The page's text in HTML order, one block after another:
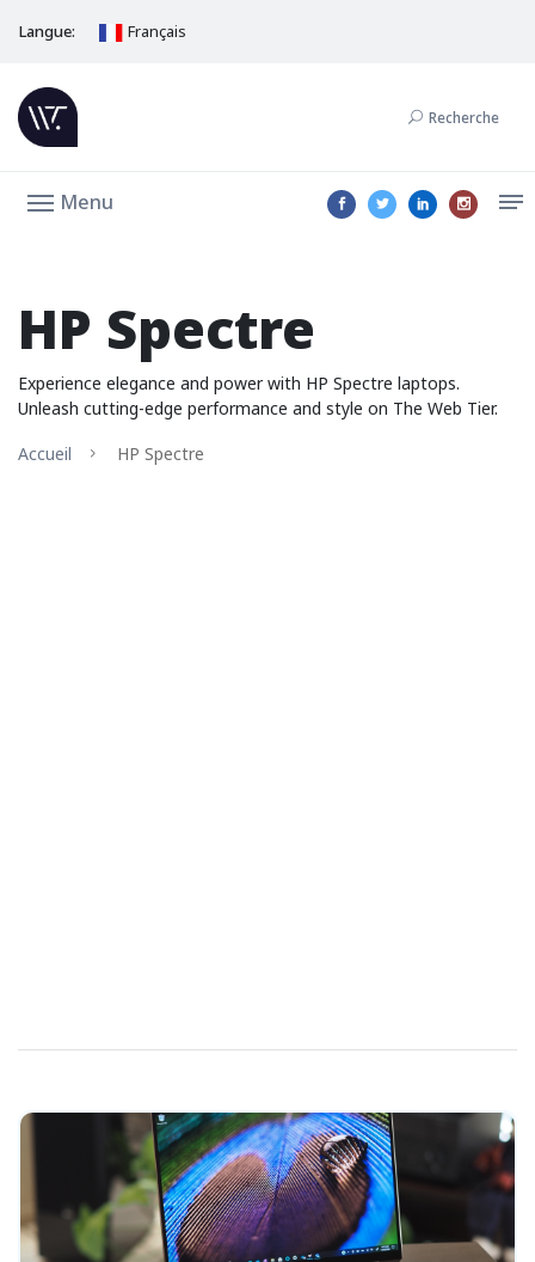
Langue: Français
Recherche
Menu
HP Spectre
Experience elegance and power with HP Spectre laptops.
Unleash cutting-edge performance and style on The Web Tier.
Accueil
HP Spectre